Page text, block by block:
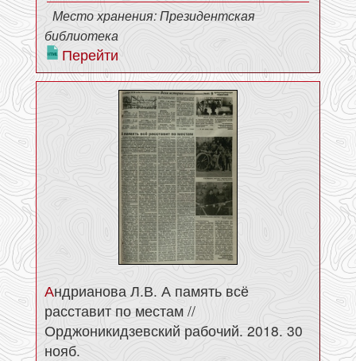
Место хранения: Президентская
библиотека
Перейти
Андрианова Л.В. А память всё
расставит по местам //
Орджоникидзевский рабочий. 2018. 30
нояб.